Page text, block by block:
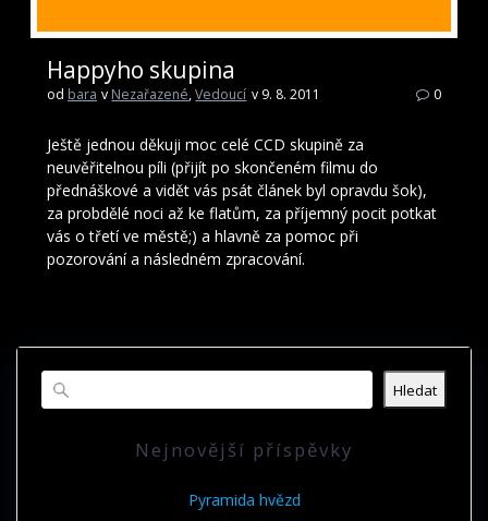
Happyho skupina
od bara v Nezařazené,Vedoucí v 9. 8. 2011 0
Ještě jednou děkuji moc celé CCD skupině za
neuvěřitelnou píli (přijít po skončeném filmu do
přednáškové a vidět vás psát článek byl opravdu šok),
za probdělé noci až ke flatům, za příjemný pocit potkat
vás o třetí ve městě;) a hlavně za pomoc při
pozorování a následném zpracování.
Hledat
Nejnovější příspěvky
Pyramida hvězd